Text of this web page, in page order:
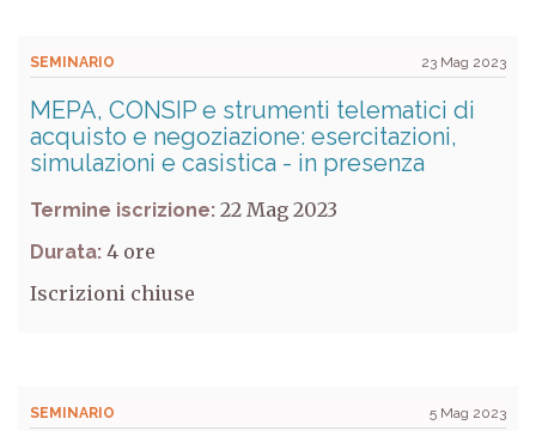
SEMINARIO 23 Mag 2023
MEPA, CONSIP e strumenti telematici di
acquisto e negoziazione: esercitazioni,
simulazioni e casistica - in presenza
Termine iscrizione: 22 Mag 2023
Durata: 4
Iscrizioni chiuse
SEMINARIO 5 Mag 2023